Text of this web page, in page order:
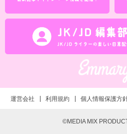
運営会社 利用規約 個人情報保護方
©MEDIA MIX